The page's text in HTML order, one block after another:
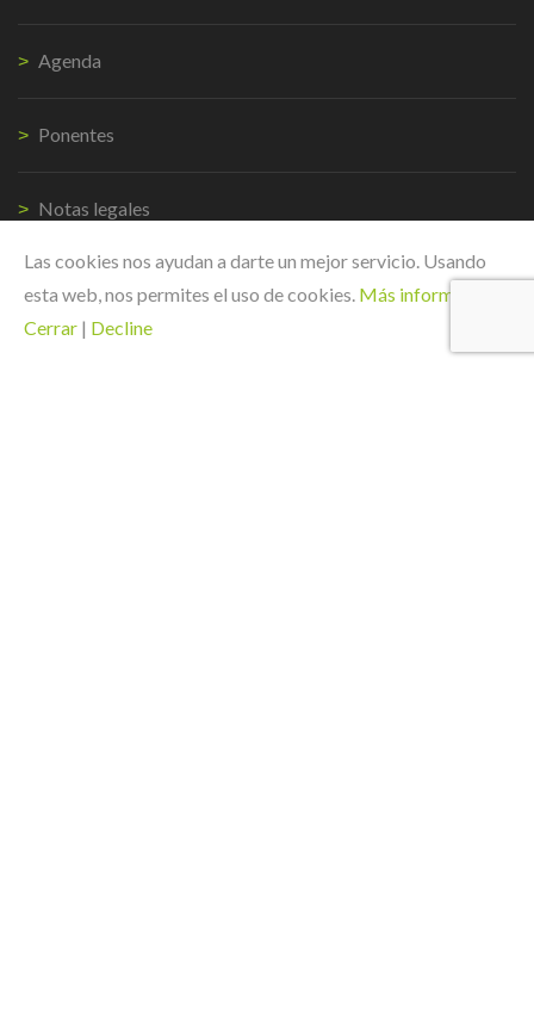
Agenda
Ponentes
Notas legales
Las cookies nos ayudan a darte un mejor servicio. Usando
esta web, nos permites el uso de cookies. Más información
Cerrar | Decline